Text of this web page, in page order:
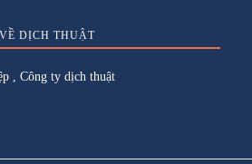
DỊCH THUẬT
, Công ty dịch thuật